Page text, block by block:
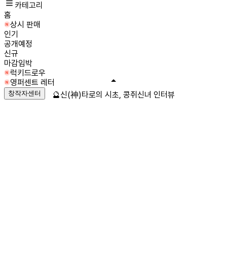
카테고리
홈
상시 판매
인기
공개예정
신규
마감임박
럭키드로우
영퍼센트 레터
창작자센터 🔮신(神)타로의 시초, 콩쥐신녀 인터뷰